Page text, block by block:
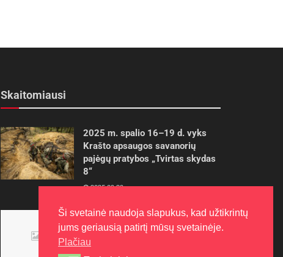
Skaitomiausi
2025 m. spalio 16–19 d. vyks
Krašto apsaugos savanorių
pajėgų pratybos „Tvirtas skydas
8“
2025-09-29
Panevėžietės tarptautinėje
programoje siekia aukso
2015-10-30
Ši svetainė naudoja slapukus, kad užtikrintų
jums geriausią patirtį mūsų svetainėje.
Plačiau